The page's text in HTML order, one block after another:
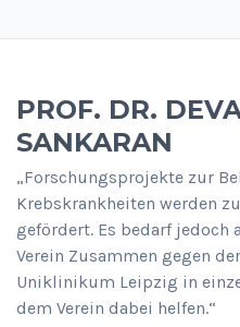
PROF. DR.
SANKARAN
„Forschungsprojekte zur
Krebskrankheiten werden
gefördert. Es bedarf jedoch
Verein Zusammen gegen
Uniklinikum Leipzig in
dem Verein dabei helfen.“